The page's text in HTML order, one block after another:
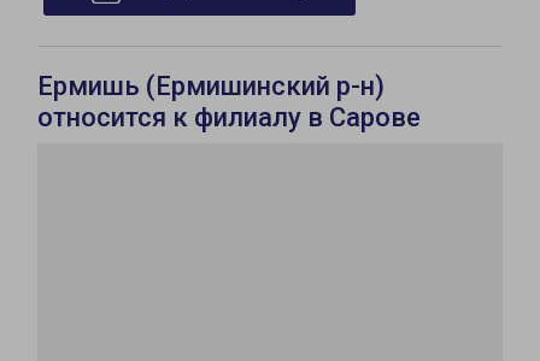
Ермишь (Ермишинский р-н)
относится к филиалу в Сарове